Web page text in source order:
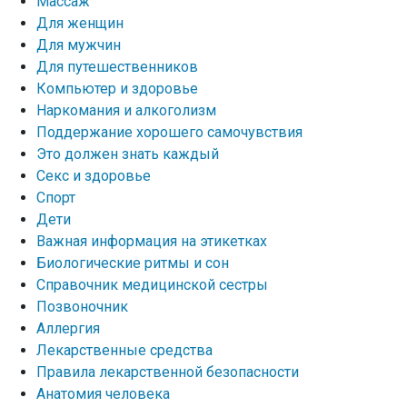
Для женщин
Для мужчин
Для путешественников
Компьютер и здоровье
Наркомания и алкоголизм
Поддержание хорошего самочувствия
Это должен знать каждый
Секс и здоровье
Спорт
Дети
Важная информация на этикетках
Биологические ритмы и сон
Справочник медицинской сестры
Позвоночник
Аллергия
Лекарственные средства
Правила лекарственной безопасности
Aнатомия человека